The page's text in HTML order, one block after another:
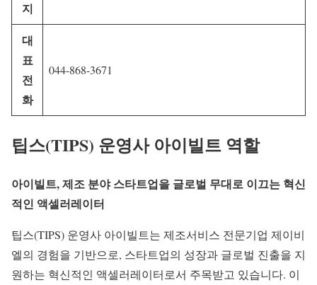
지
대
표
전
화
044-868-3671
팁스(TIPS) 운영사 아이빌트 역할
아이빌트, 제조 분야 스타트업을 글로벌 무대로 이끄는 혁신
적인 액셀러레이터
팁스(TIPS) 운영사 아이빌트는 제조서비스 전문기업 제이비
엘의 경험을 기반으로, 스타트업의 성장과 글로벌 진출을 지
원하는 혁신적인 액셀러레이터로서 주목받고 있습니다. 이